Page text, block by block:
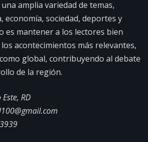
amplia variedad de temas,
economía, sociedad, deportes y
es mantener a los lectores bien
acontecimientos más relevantes,
global, contribuyendo al debate
de la región.
RD